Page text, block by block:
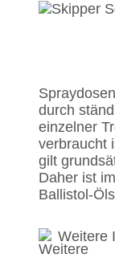
durch
einzelner
verbraucht
gilt
Daher ist im
Ballistol-
Weitere